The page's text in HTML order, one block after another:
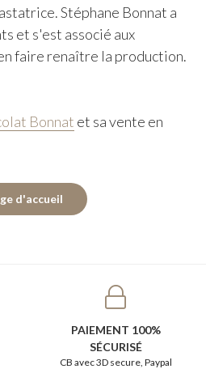
Stéphane Bonnat a
et s'est associé aux
faire renaître la production.
Bonnat et sa vente en
PAIEMENT 100%
SÉCURISÉ
CB avec 3D secure, Paypal